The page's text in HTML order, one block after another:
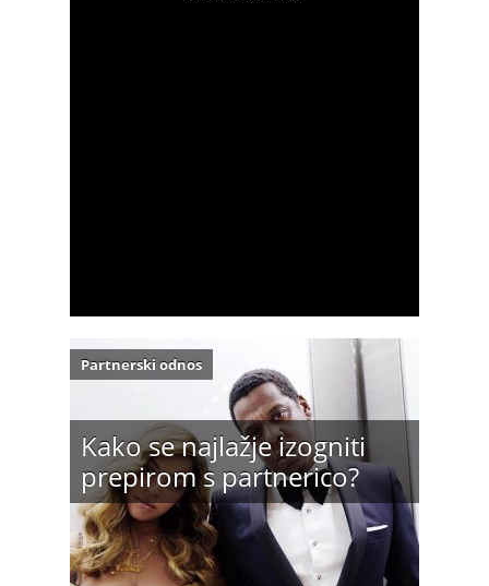
Kako se najlažje izogniti
prepirom s partnerico?
Partnerski odnos